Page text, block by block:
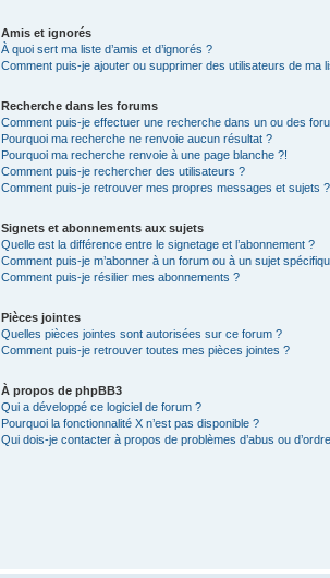
Amis et ignorés
À quoi sert ma liste d’amis et d’ignorés ?
Comment puis-je ajouter ou supprimer des utilisateurs de ma
Recherche dans les forums
Comment puis-je effectuer une recherche dans un ou des
Pourquoi ma recherche ne renvoie aucun résultat ?
Pourquoi ma recherche renvoie à une page blanche ?!
Comment puis-je rechercher des utilisateurs ?
Comment puis-je retrouver mes propres messages et sujets ?
Signets et abonnements aux sujets
Quelle est la différence entre le signetage et l’abonnement ?
Comment puis-je m’abonner à un forum ou à un sujet
Comment puis-je résilier mes abonnements ?
Pièces jointes
Quelles pièces jointes sont autorisées sur ce forum ?
Comment puis-je retrouver toutes mes pièces jointes ?
À propos de phpBB3
Qui a développé ce logiciel de forum ?
Pourquoi la fonctionnalité X n’est pas disponible ?
Qui dois-je contacter à propos de problèmes d’abus ou